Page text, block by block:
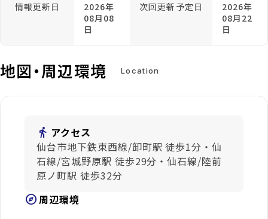
情報更新日
2026年
08月08
日
次回更新予定日
2026年
08月22
日
地図・周辺環境 Location
directions_walk アクセス
仙台市地下鉄東西線/卸町駅 徒歩1分・仙
石線/宮城野原駅 徒歩29分・仙石線/陸前
原ノ町駅 徒歩32分
explore周辺環境